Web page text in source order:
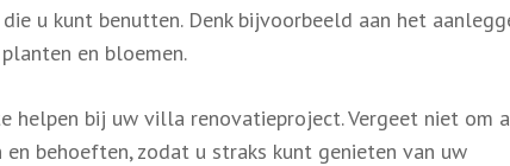
u kunt benutten. Denk bijvoorbeeld aan het
en bloemen.
helpen bij uw villa renovatieproject. Vergeet niet om
behoeften, zodat u straks kunt genieten van uw